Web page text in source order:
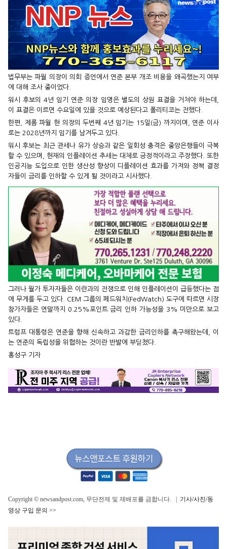
법무부는 파월 의장이 의회 증언에서 연준 본부 개조 비용을 왜곡했는지 여부
에 대해 조사 중이었다.
워시 후보의 4년 임기 연준 의장 임명은 별도의 상원 표결을 거쳐야 하는데,
이 표결은 이르면 수요일에 있을 것으로 예상된다고 폴리티코는 전했다.
한편, 제롬 파월 현 의장의 두번째 4년 임기는 15일(금) 까지이며, 연준 이사
로는 2028년까지 임기를 남겨두고 있다.
워시 후보는 최근 관세나 유가 상승과 같은 일회성 충격은 중앙은행들이 극복
할 수 있으며, 현재의 인플레이션 추세는 대체로 긍정적이라고 주장했다. 또한
인공지능 도입으로 인한 생산성 향상이 디플레이션 효과를 가져와 정책 결정
자들이 금리를 인하할 수 있게 될 것이라고 시사했다.
그러나 월가 투자자들은 이란과의 전쟁으로 인해 인플레이션이 급등했다는 점
에 무게를 두고 있다. CEM 그룹의 페드워치(FedWatch) 도구에 따르면 시장
참가자들은 연말까지 0.25%포인트 금리 인하 가능성을 3% 미만으로 보고
있다.
트럼프 대통령은 연준을 향해 신속하고 과감한 금리인하를 촉구해왔는데, 이
는 연준의 독립성을 위협하는 것이란 반발에 부딛쳤다.
홍성구 기자
Copyright © newsandpost.com, 무단전제 및 재배포를 금합니다. | 기사/사진/동
영상 구입 문의 >>